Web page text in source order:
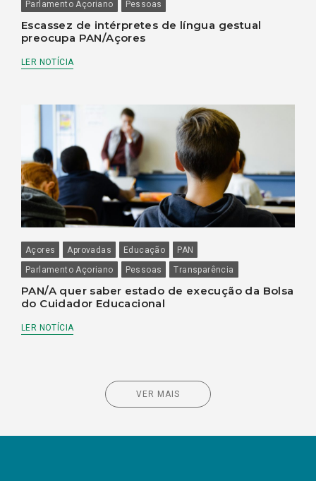
Parlamento Açoriano
Pessoas
Escassez de intérpretes de língua gestual
preocupa PAN/Açores
LER NOTÍCIA
Açores Aprovadas Educação
PAN
Parlamento Açoriano
Pessoas Transparência
PAN/A quer saber estado de execução da Bolsa
do Cuidador Educacional
LER NOTÍCIA
VER MAIS